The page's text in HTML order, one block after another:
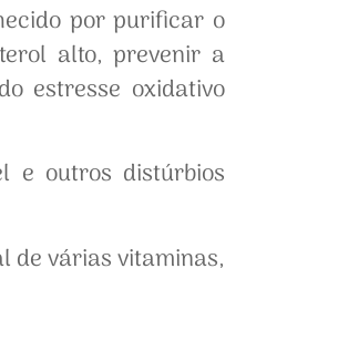
por purificar o
alto, prevenir a
estresse oxidativo
e outros distúrbios
de várias vitaminas,